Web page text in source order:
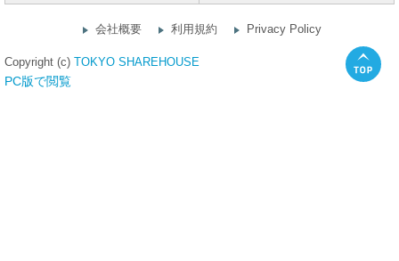
会社概要 利用規約 Privacy Policy
Copyright (c) TOKYO SHAREHOUSE
PC版で閲覧